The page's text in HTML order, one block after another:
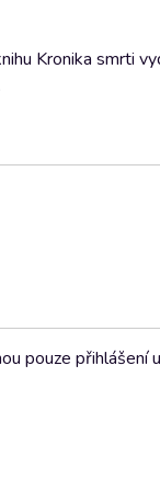
Kronika smrti
pouze přihlášení